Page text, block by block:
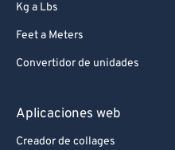
Kg a Lbs
Feet a Meters
Convertidor de unidades
Aplicaciones web
Creador de collages